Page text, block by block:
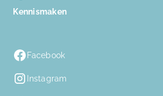
Kennismaken
Facebook
Instagram